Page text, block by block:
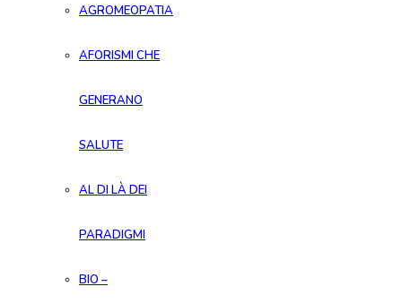
AGROMEOPATIA
AFORISMI CHE
GENERANO
SALUTE
AL DI LÀ DEI
PARADIGMI
BIO –